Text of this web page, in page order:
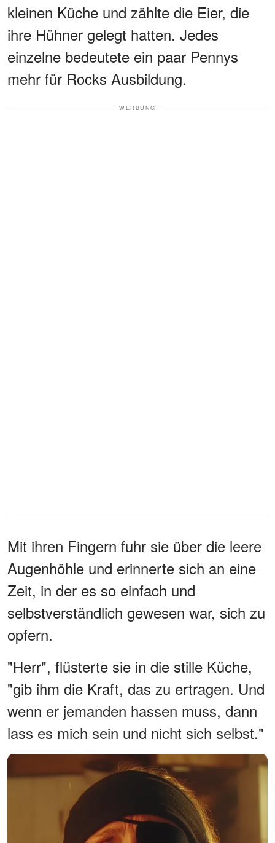
kleinen Küche und zählte die Eier, die
ihre Hühner gelegt hatten. Jedes
einzelne bedeutete ein paar Pennys
mehr für Rocks Ausbildung.
WERBUNG
Mit ihren Fingern fuhr sie über die leere
Augenhöhle und erinnerte sich an eine
Zeit, in der es so einfach und
selbstverständlich gewesen war, sich zu
opfern.
"Herr", flüsterte sie in die stille Küche,
"gib ihm die Kraft, das zu ertragen. Und
wenn er jemanden hassen muss, dann
lass es mich sein und nicht sich selbst."